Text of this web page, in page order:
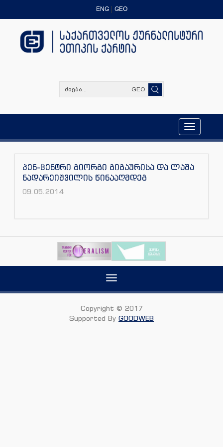
ENG GEO
GEO
Toggle
navigation
პენ-ცენტრი გიორგი გიგაურისა და ლაშა
ნადარეიშვილის წინააღმდეგ
09.05.2014
Toggle
Copyright © 2017
Supported By GOODWEB